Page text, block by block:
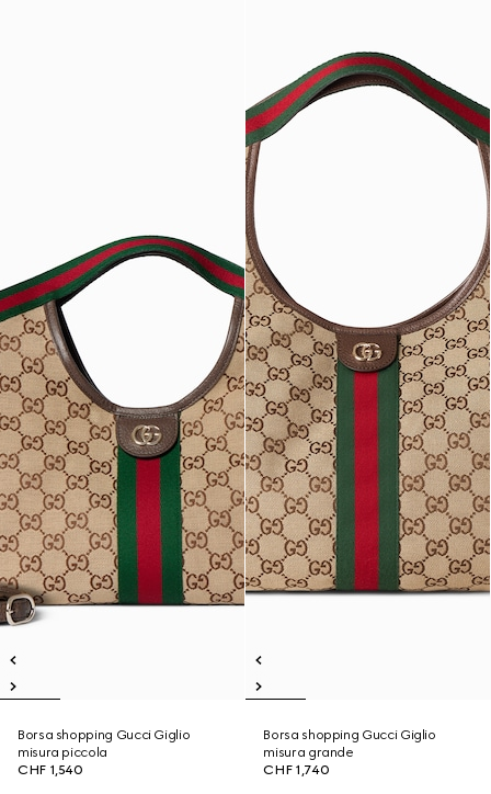
Borsa shopping Gucci Giglio
misura piccola
CHF 1,540
Borsa shopping Gucci Giglio
misura grande
CHF 1,740